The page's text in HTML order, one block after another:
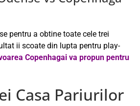
pentru a obtine toate cele trei
ii scoate din lupta pentru play-
Copenhagai va propun pentru
Casa Pariurilor